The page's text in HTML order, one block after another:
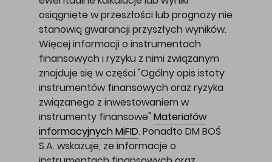
osiągnięte w przeszłości lub prognozy nie
stanowią gwarancji przyszłych wyników.
Więcej informacji o instrumentach
finansowych i ryzyku z nimi związanym
znajduje się w części "Ogólny opis istoty
instrumentów finansowych oraz ryzyka
związanego z inwestowaniem w
instrumenty finansowe" Materiałów
informacyjnych MiFID. Ponadto DM BOŚ
S.A. wskazuje, że informacje o